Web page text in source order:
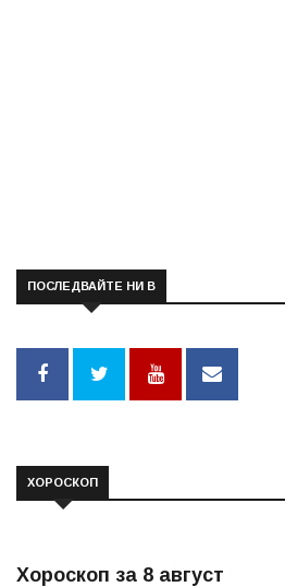
ПОСЛЕДВАЙТЕ НИ В
ХОРОСКОП
Хороскоп за 8 август